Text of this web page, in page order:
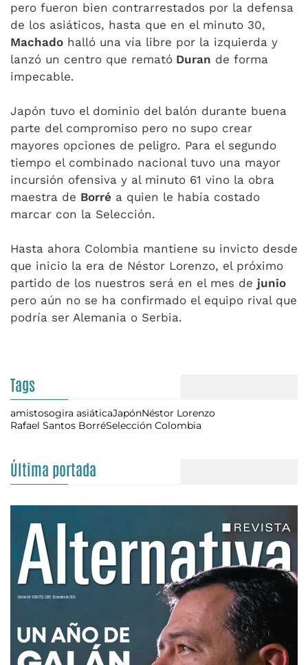
pero fueron bien contrarrestados por la defensa
de los asiáticos, hasta que en el minuto 30,
Machado halló una vía libre por la izquierda y
lanzó un centro que remató Duran de forma
impecable.
Japón tuvo el dominio del balón durante buena
parte del compromiso pero no supo crear
mayores opciones de peligro. Para el segundo
tiempo el combinado nacional tuvo una mayor
incursión ofensiva y al minuto 61 vino la obra
maestra de Borré a quien le había costado
marcar con la Selección.
Hasta ahora Colombia mantiene su invicto desde
que inicio la era de Néstor Lorenzo, el próximo
partido de los nuestros será en el mes de junio
pero aún no se ha confirmado el equipo rival que
podría ser Alemania o Serbia.
Tags
amistosogira asiáticaJapónNéstor Lorenzo
Rafael Santos BorréSelección Colombia
Última portada